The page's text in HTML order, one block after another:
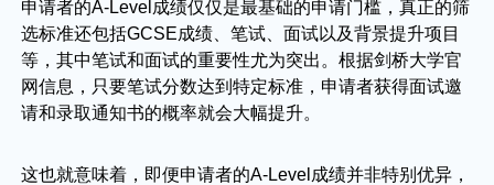
申请者的A-Level成绩仅仅是最基础的申请门槛，真正的筛
选标准还包括GCSE成绩、笔试、面试以及背景提升项目
等，其中笔试和面试的重要性尤为突出。根据剑桥大学官
网信息，只要笔试分数达到特定标准，申请者获得面试邀
请和录取通知书的概率就会大幅提升。
这也就意味着，即便申请者的A-Level成绩并非特别优异，